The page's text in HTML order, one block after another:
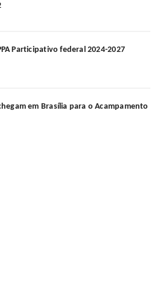
Participativo federal 2024-2027
em Brasília para o Acampamento